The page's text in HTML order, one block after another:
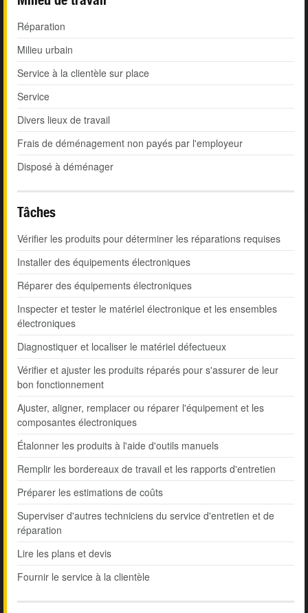
Réparation
Milieu urbain
Service à la clientèle sur place
Service
Divers lieux de travail
Frais de déménagement non payés par l'employeur
Disposé à déménager
Tâches
Vérifier les produits pour déterminer les réparations requises
Installer des équipements électroniques
Réparer des équipements électroniques
Inspecter et tester le matériel électronique et les ensembles
électroniques
Diagnostiquer et localiser le matériel défectueux
Vérifier et ajuster les produits réparés pour s'assurer de leur
bon fonctionnement
Ajuster, aligner, remplacer ou réparer l'équipement et les
composantes électroniques
Étalonner les produits à l'aide d'outils manuels
Remplir les bordereaux de travail et les rapports d'entretien
Préparer les estimations de coûts
Superviser d'autres techniciens du service d'entretien et de
réparation
Lire les plans et devis
Fournir le service à la clientèle